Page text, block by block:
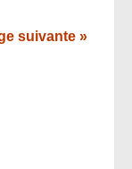
suivante »